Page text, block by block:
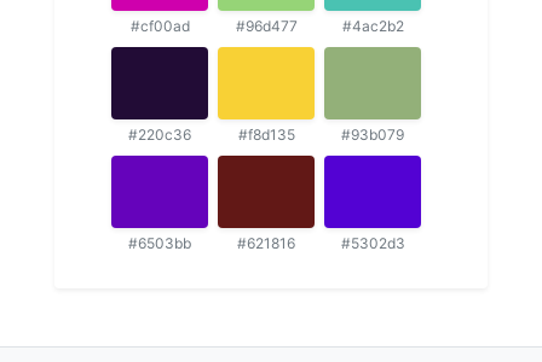
#cf00ad #96d477 #4ac2b2
#220c36 #f8d135 #93b079
#6503bb #621816 #5302d3